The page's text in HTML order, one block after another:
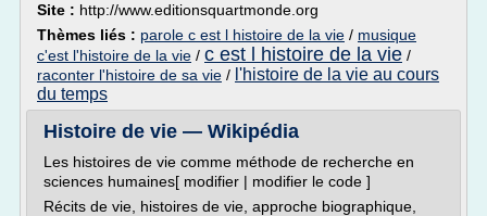
Site : http://www.editionsquartmonde.org
Thèmes liés : parole c est l histoire de la vie / musique
c'est l'histoire de la vie / c est l histoire de la vie /
raconter l'histoire de sa vie / l'histoire de la vie au cours
du temps
Histoire de vie — Wikipédia
Les histoires de vie comme méthode de recherche en
sciences humaines[ modifier | modifier le code ]
Récits de vie, histoires de vie, approche biographique,